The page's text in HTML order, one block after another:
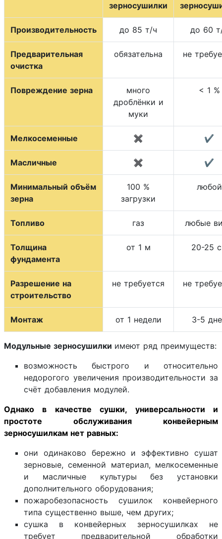
зерносушилки
Производительность до 85 т/ч до 60
Предварительная
очистка
обязательна не
Повреждение зерна
много
дроблёнки и
муки
< 1 %
Мелкосеменные ✖ ✔
Масличные ✖ ✔
Минимальный объём
зерна
100 %
загрузки
любой
Топливо газ любые
Толщина
фундамента
от 1 м 20-25
Разрешение на
строительство
не требуется не
Монтаж от 1 недели 3-5
Модульные зерносушилки имеют ряд преимуществ:
возможность быстрого и относительно
недорогого увеличения производительности за
счёт добавления модулей.
Однако в качестве сушки, универсальности и
простоте обслуживания конвейерным
зерносушилкам нет равных:
они одинаково бережно и эффективно сушат
зерновые, семенной материал, мелкосеменные
и масличные культуры без установки
дополнительного оборудования;
пожаробезопасность сушилок конвейерного
типа существенно выше, чем других;
сушка в конвейерных зерносушилках не
требует предварительной обработки